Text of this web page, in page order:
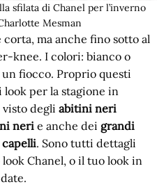
sfilata di Chanel per l’inverno
Mesman
ma anche fino sotto al
knee. I colori: bianco o
fiocco. Proprio questi
per la stagione in
visto degliabitini neri
neri e anche dei grandi
. Sono tutti dettagli
Chanel, o il tuo look in